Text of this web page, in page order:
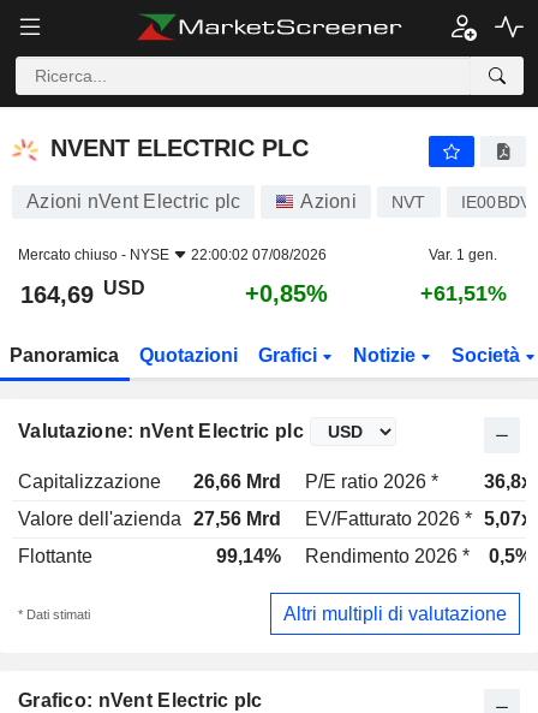
NVENT ELECTRIC PLC
NVENT ELECTRIC PLC
Azioni nVent Electric plc Azioni NVT
Mercato chiuso - NYSE 22:00:02 07/08/2026 Var. 1 gen.
164,69 USD +0,85% +61,51%
Panoramica Quotazioni Grafici Notizie Società
Valutazione: nVent Electric plc
Capitalizzazione 26,66 Mrd P/E ratio 2026 *
36,8x
Valore dell'azienda
27,56 Mrd EV/Fatturato 2026 * 5,07x
Flottante
99,14% Rendimento 2026 * 0,5%
* Dati stimati Altri multipli di valutazione
Grafico: nVent Electric plc